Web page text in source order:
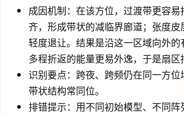
成因机制：在该方位，过渡带更容
齐，形成带状的减临界廊道；张度
轻度退让。结果是沿这一区域向外的
多程折返的能量更易外逸，于是扇区
识别要点：跨夜、跨频仍在同一方
带状结构常同位。
排错提示：用不同初始模型、不同阵